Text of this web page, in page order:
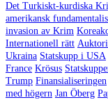
Det Turkiskt-kurdiska
amerikansk
invasion av Krim
Internationell rätt
Ukraina Statskupp i USA
France Krösus
Trump Finansialiseringen
med högern Jan Öberg